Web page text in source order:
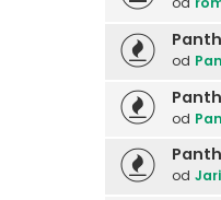
od
od
od